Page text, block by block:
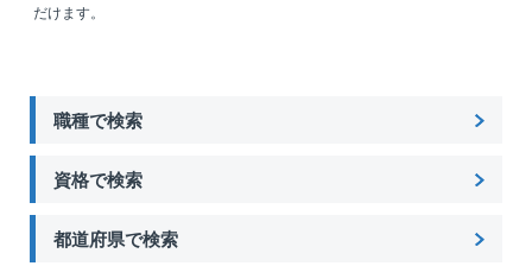
だけます。
職種で検索
資格で検索
都道府県で検索